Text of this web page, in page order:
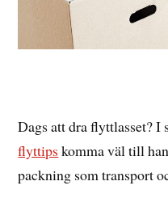
Dags att dra flyttlasset? I
flyttips komma väl till
packning som transport